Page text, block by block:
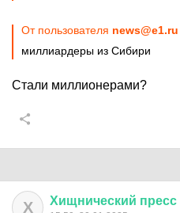
От пользователя news@e1.ru
миллиардеры из Сибири
Стали миллионерами?
Х Хищнический пресс